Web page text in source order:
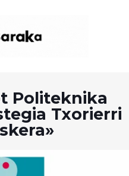
Politeknika
Txorierri